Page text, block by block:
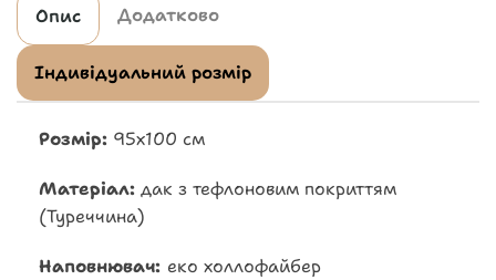
Опис Додатково
Індивідуальний розмір
Розмір: 95х100 см
Матеріал: дак з тефлоновим покриттям
(Туреччина)
Наповнювач: еко холлофайбер